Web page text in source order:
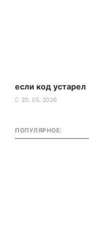
если код устарел
20. 05. 2026
ПОПУЛЯРНОЕ: